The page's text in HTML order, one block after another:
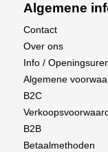
Algemene
Contact
Over ons
Info /
Algemene
B2C
B2B
Betaalmethoden